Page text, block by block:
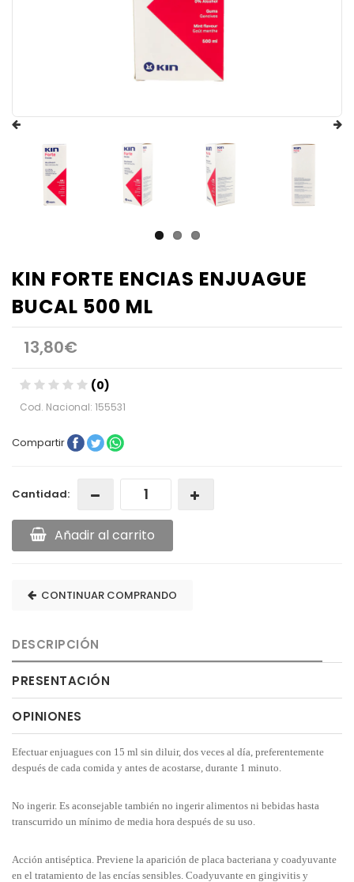
KIN FORTE ENCIAS ENJUAGUE
BUCAL 500 ML
13,80€
(0)
Cod. Nacional: 155531
Compartir
Cantidad:
Añadir al carrito
CONTINUAR COMPRANDO
DESCRIPCIÓN
PRESENTACIÓN
OPINIONES
Efectuar enjuagues con 15 ml sin diluir, dos veces al día, preferentemente
después de cada comida y antes de acostarse, durante 1 minuto.
No ingerir. Es aconsejable también no ingerir alimentos ni bebidas hasta
transcurrido un mínimo de media hora después de su uso.
Acción antiséptica. Previene la aparición de placa bacteriana y coadyuvante
en el tratamiento de las encías sensibles. Coadyuvante en gingivitis y